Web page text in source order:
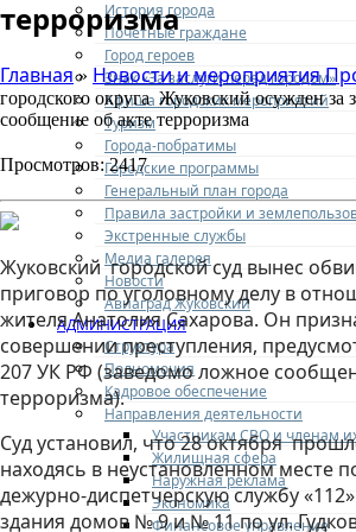
История города
Почетные граждане
Город героев
Знак «За заслуги перед городом»
Афиша городских мероприятий
Туризм
Города-побратимы
Городские программы
Генеральный план города
Правила застройки и
Экстренные службы
Медиа галерея
Новости
Авиаград Жуковский
АДМИНИСТРАЦИЯ
Структура
Полномочия
Кадровое обеспечение
Направления деятельности
Участникам СВО и членам
Жилищная сфера
Наружная реклама
Экономика
Финансовое управление
терроризма
Главная» Новости и мероприятия
городского округа Жуковский осужден за
сообщение об акте терроризма
Просмотров: 2417
Жуковский городской суд вынес
приговор по уголовному делу в
жителя Анатолия Сахарова. Он
совершении преступления,
207 УК РФ (заведомо ложное
терроризма).
Суд установил, что 28 октября
находясь в неустановленном месте
дежурно-диспетчерскую службу
здания домов № 9 и № 11 по ул.